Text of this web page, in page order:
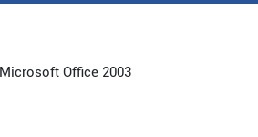
Microsoft Office 2003